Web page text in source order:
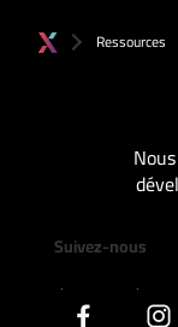
Ressources
Suivez-nous